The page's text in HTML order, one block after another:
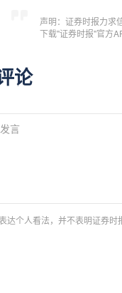
声明：证券时报力求
下载"证券时报"官方
论
言
达个人看法，并不表明证券时